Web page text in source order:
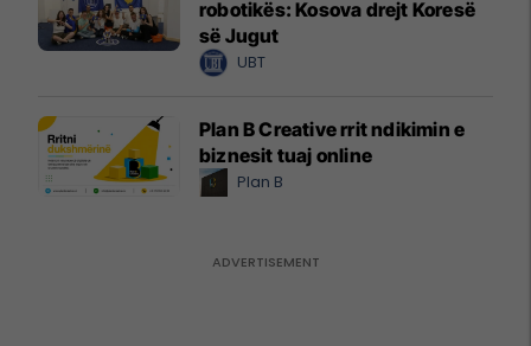
robotikës: Kosova drejt Koresë
së Jugut
UBT
Plan B Creative rrit ndikimin e
biznesit tuaj online
Plan B